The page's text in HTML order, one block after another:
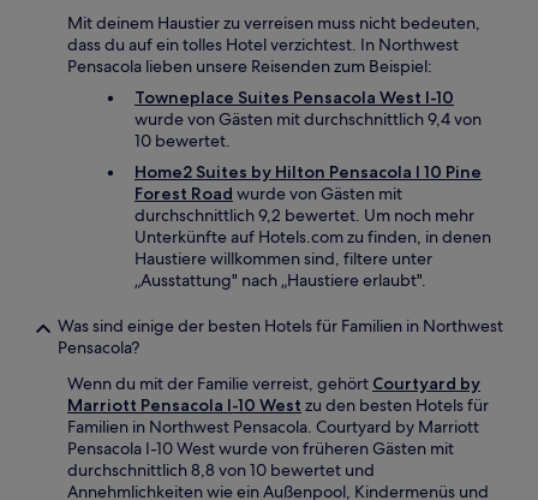
Mit deinem Haustier zu verreisen muss nicht bedeuten,
dass du auf ein tolles Hotel verzichtest. In Northwest
Pensacola lieben unsere Reisenden zum Beispiel:
Towneplace Suites Pensacola West I-10
wurde von Gästen mit durchschnittlich 9,4 von
10 bewertet.
Home2 Suites by Hilton Pensacola I 10 Pine
Forest Road wurde von Gästen mit
durchschnittlich 9,2 bewertet. Um noch mehr
Unterkünfte auf Hotels.com zu finden, in denen
Haustiere willkommen sind, filtere unter
„Ausstattung" nach „Haustiere erlaubt".
Was sind einige der besten Hotels für Familien in Northwest
Pensacola?
Wenn du mit der Familie verreist, gehört Courtyard by
Marriott Pensacola I-10 West zu den besten Hotels für
Familien in Northwest Pensacola. Courtyard by Marriott
Pensacola I-10 West wurde von früheren Gästen mit
durchschnittlich 8,8 von 10 bewertet und
Annehmlichkeiten wie ein Außenpool, Kindermenüs und